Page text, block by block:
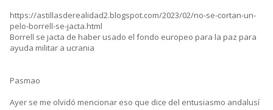
https://astillasderealidad2.blogspot.com/2023/02/no-se-cortan-un-
pelo-borrell-se-jacta.html
Borrell se jacta de haber usado el fondo europeo para la paz para
ayuda militar a ucrania
Pasmao
Ayer se me olvidó mencionar eso que dice del entusiasmo andalusí